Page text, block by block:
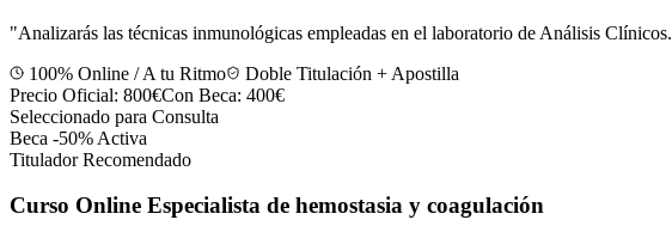
"Analizarás las técnicas inmunológicas empleadas en el laboratorio de Análisis Clínicos.
100% Online / A tu Ritmo
Doble Titulación + Apostilla
Precio Oficial: 800€Con Beca: 400€
Seleccionado para Consulta
Beca -50% Activa
Titulador Recomendado
Curso Online Especialista de hemostasia y coagulación